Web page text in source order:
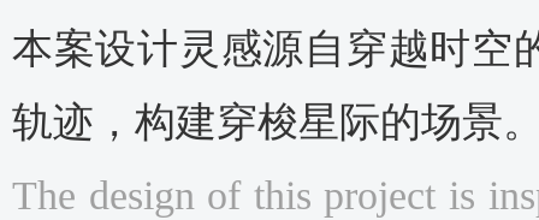
本案设计灵感源自穿越时空
轨迹，构建穿梭星际的场景
The design of this project is